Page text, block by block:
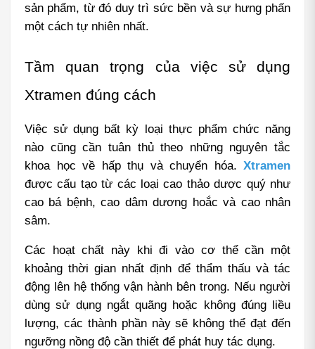
sản phẩm, từ đó duy trì sức bền và sự hưng phấn
một cách tự nhiên nhất.
Tầm quan trọng của việc sử dụng
Xtramen đúng cách
Việc sử dụng bất kỳ loại thực phẩm chức năng
nào cũng cần tuân thủ theo những nguyên tắc
khoa học về hấp thụ và chuyển hóa. Xtramen
được cấu tạo từ các loại cao thảo dược quý như
cao bá bệnh, cao dâm dương hoắc và cao nhân
sâm.
Các hoạt chất này khi đi vào cơ thể cần một
khoảng thời gian nhất định để thẩm thấu và tác
động lên hệ thống vận hành bên trong. Nếu người
dùng sử dụng ngắt quãng hoặc không đúng liều
lượng, các thành phần này sẽ không thể đạt đến
ngưỡng nồng độ cần thiết để phát huy tác dụng.